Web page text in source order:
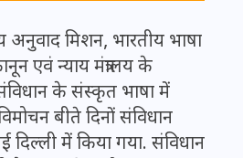
अनुवाद मिशन, भारतीय भाषा
एवं न्याय मंत्रालय के
के संस्कृत भाषा में
बीते दिनों संविधान
में किया गया. संविधान